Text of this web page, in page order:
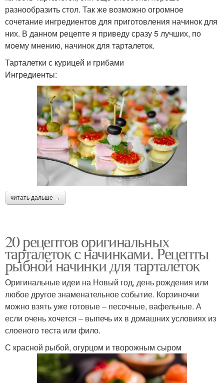
разнообразить стол. Так же возможно огромное
сочетание ингредиентов для приготовления начинок для
них. В данном рецепте я приведу сразу 5 лучших, по
моему мнению, начинок для тарталеток.
Тарталетки с курицей и грибами
Ингредиенты:
читать дальше →
20 рецептов оригинальных
тарталеток с начинками. Рецепты
рыбной начинки для тарталеток
Оригинальные идеи на Новый год, день рождения или
любое другое знаменательное событие. Корзиночки
можно взять уже готовые – песочные, вафельные. А
если очень хочется – выпечь их в домашних условиях из
слоеного теста или фило.
С красной рыбой, огурцом и творожным сыром